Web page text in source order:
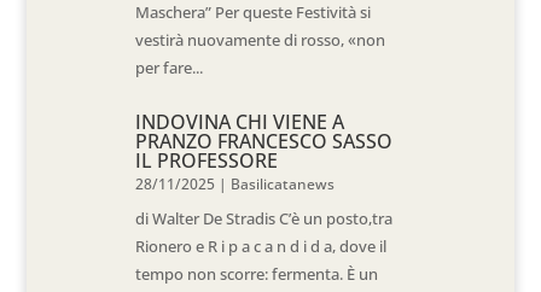
Maschera” Per queste Festività si
vestirà nuovamente di rosso, «non
per fare...
INDOVINA CHI VIENE A
PRANZO FRANCESCO SASSO
IL PROFESSORE
28/11/2025 | Basilicatanews
di Walter De Stradis C’è un posto,tra
Rionero e R i p a c a n d i d a, dove il
tempo non scorre: fermenta. È un